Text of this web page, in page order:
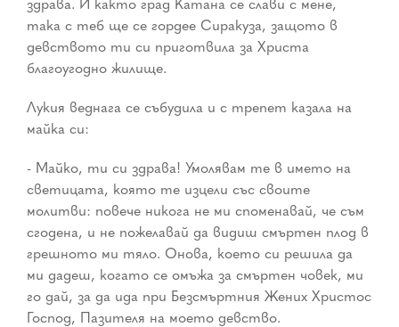
здрава. И както град Катана се слави с мене,
така с теб ще се гордее Сиракуза, защото в
девството ти си приготвила за Христа
благоугодно жилище.
Лукия веднага се събудила и с трепет казала на
майка си:
- Майко, ти си здрава! Умолявам те в името на
светицата, която те изцели със своите
молитви: повече никога не ми споменавай, че съм
сгодена, и не пожелавай да видиш смъртен плод в
грешното ми тяло. Онова, което си решила да
ми дадеш, когато се омъжа за смъртен човек, ми
го дай, за да ида при Безсмъртния Жених Христос
Господ, Пазителя на моето девство.